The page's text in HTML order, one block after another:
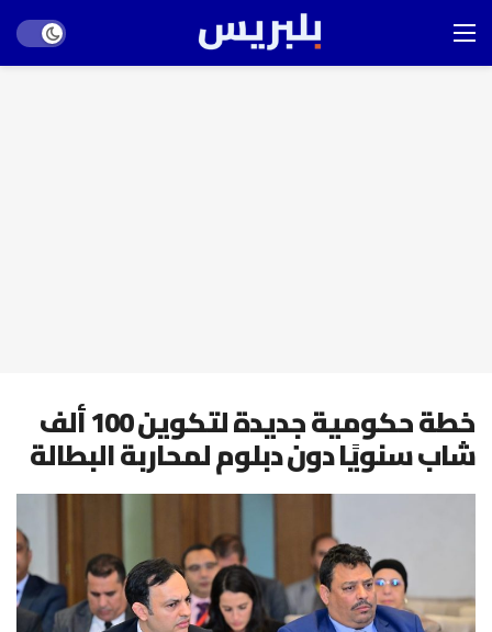
mode
خطة حكومية جديدة لتكوين 100 ألف
شاب سنويًا دون دبلوم لمحاربة البطالة